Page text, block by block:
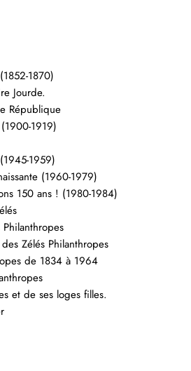
1870)
Jourde.
République
1919)
1959)
(1960-1979)
150 ans ! (1980-1984)
Zélés Philanthropes
de 1834 à 1964
et de ses loges filles.